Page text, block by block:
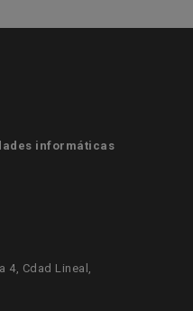
informáticas
4, Cdad Lineal,